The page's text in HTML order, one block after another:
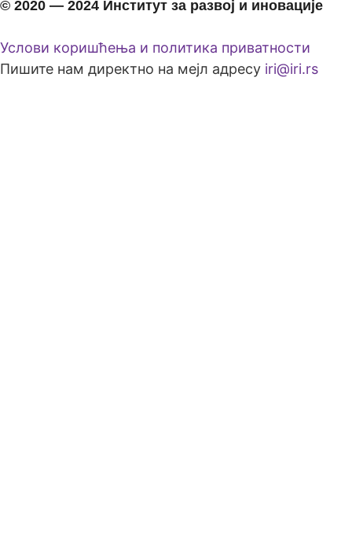
© 2020 ― 2024 Институт за развој и иновације
Услови коришћења и политика приватности
Пишите нам директно на мејл адресу iri@iri.rs